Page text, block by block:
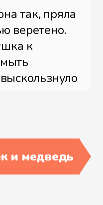
так, пряла
веретено.
к
и
мачехе
и медведь